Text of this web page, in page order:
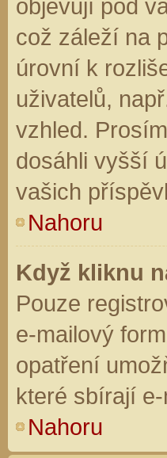
objevují pod
což záleží na
úrovní k
uživatelů,
vzhled.
dosáhli vyšší
vašich
Nahoru
Když kliknu
Pouze
e-mailový
opatření
které sbírají
Nahoru